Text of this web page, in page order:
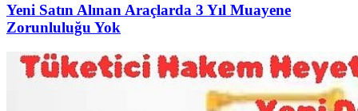
Yeni Satın Alınan Araçlarda 3 Yıl Muayene
Zorunluluğu Yok